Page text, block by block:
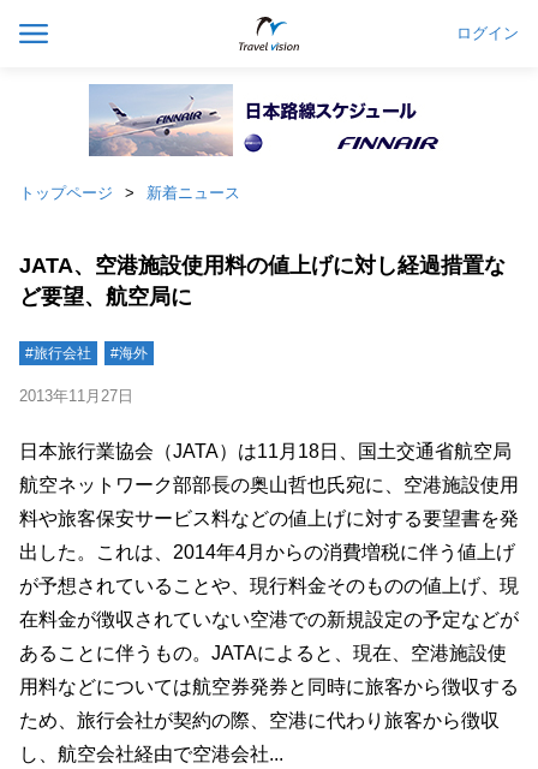
ログイン
トップページ 新着ニュース
JATA、空港施設使用料の値上げに対し経過措置な
ど要望、航空局に
#旅行会社 #海外
2013年11月27日
日本旅行業協会（JATA）は11月18日、国土交通省航空局
航空ネットワーク部部長の奥山哲也氏宛に、空港施設使用
料や旅客保安サービス料などの値上げに対する要望書を発
出した。これは、2014年4月からの消費増税に伴う値上げ
が予想されていることや、現行料金そのものの値上げ、現
在料金が徴収されていない空港での新規設定の予定などが
あることに伴うもの。JATAによると、現在、空港施設使
用料などについては航空券発券と同時に旅客から徴収する
ため、旅行会社が契約の際、空港に代わり旅客から徴収
し、航空会社経由で空港会社...